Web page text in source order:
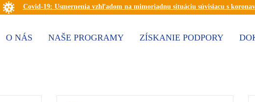
Covid-19: Usmernenia vzhľadom na mimoriadnu situáciu súvisiacu s
O NÁS NAŠE PROGRAMY ZÍSKANIE PODPORY